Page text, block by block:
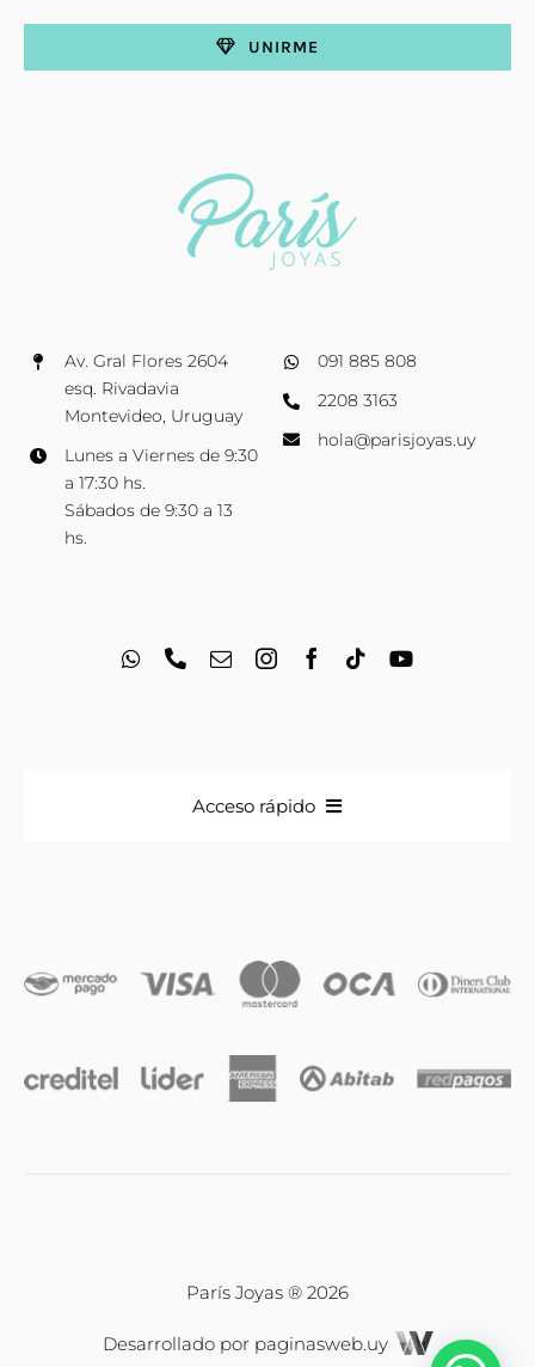
Av. Gral Flores 2604
esq. Rivadavia
Montevideo, Uruguay
Lunes a Viernes de 9:30
a 17:30 hs.
Sábados de 9:30 a 13
hs.
091 885 808
2208 3163
hola@parisjoyas.uy
UNIRME
Acceso rápido
Iniciales
Relojes
París Joyas ® 2026
Desarrollado por paginasweb.uy